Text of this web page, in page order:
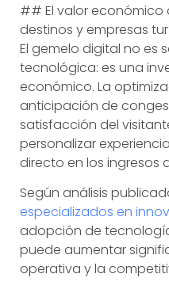
## El valor económico
destinos y empresas
El gemelo digital no es
tecnológica: es una
económico. La
anticipación de
satisfacción del
personalizar
directo en los ingresos
Según análisis
especializados en
adopción de
puede aumentar
operativa y la